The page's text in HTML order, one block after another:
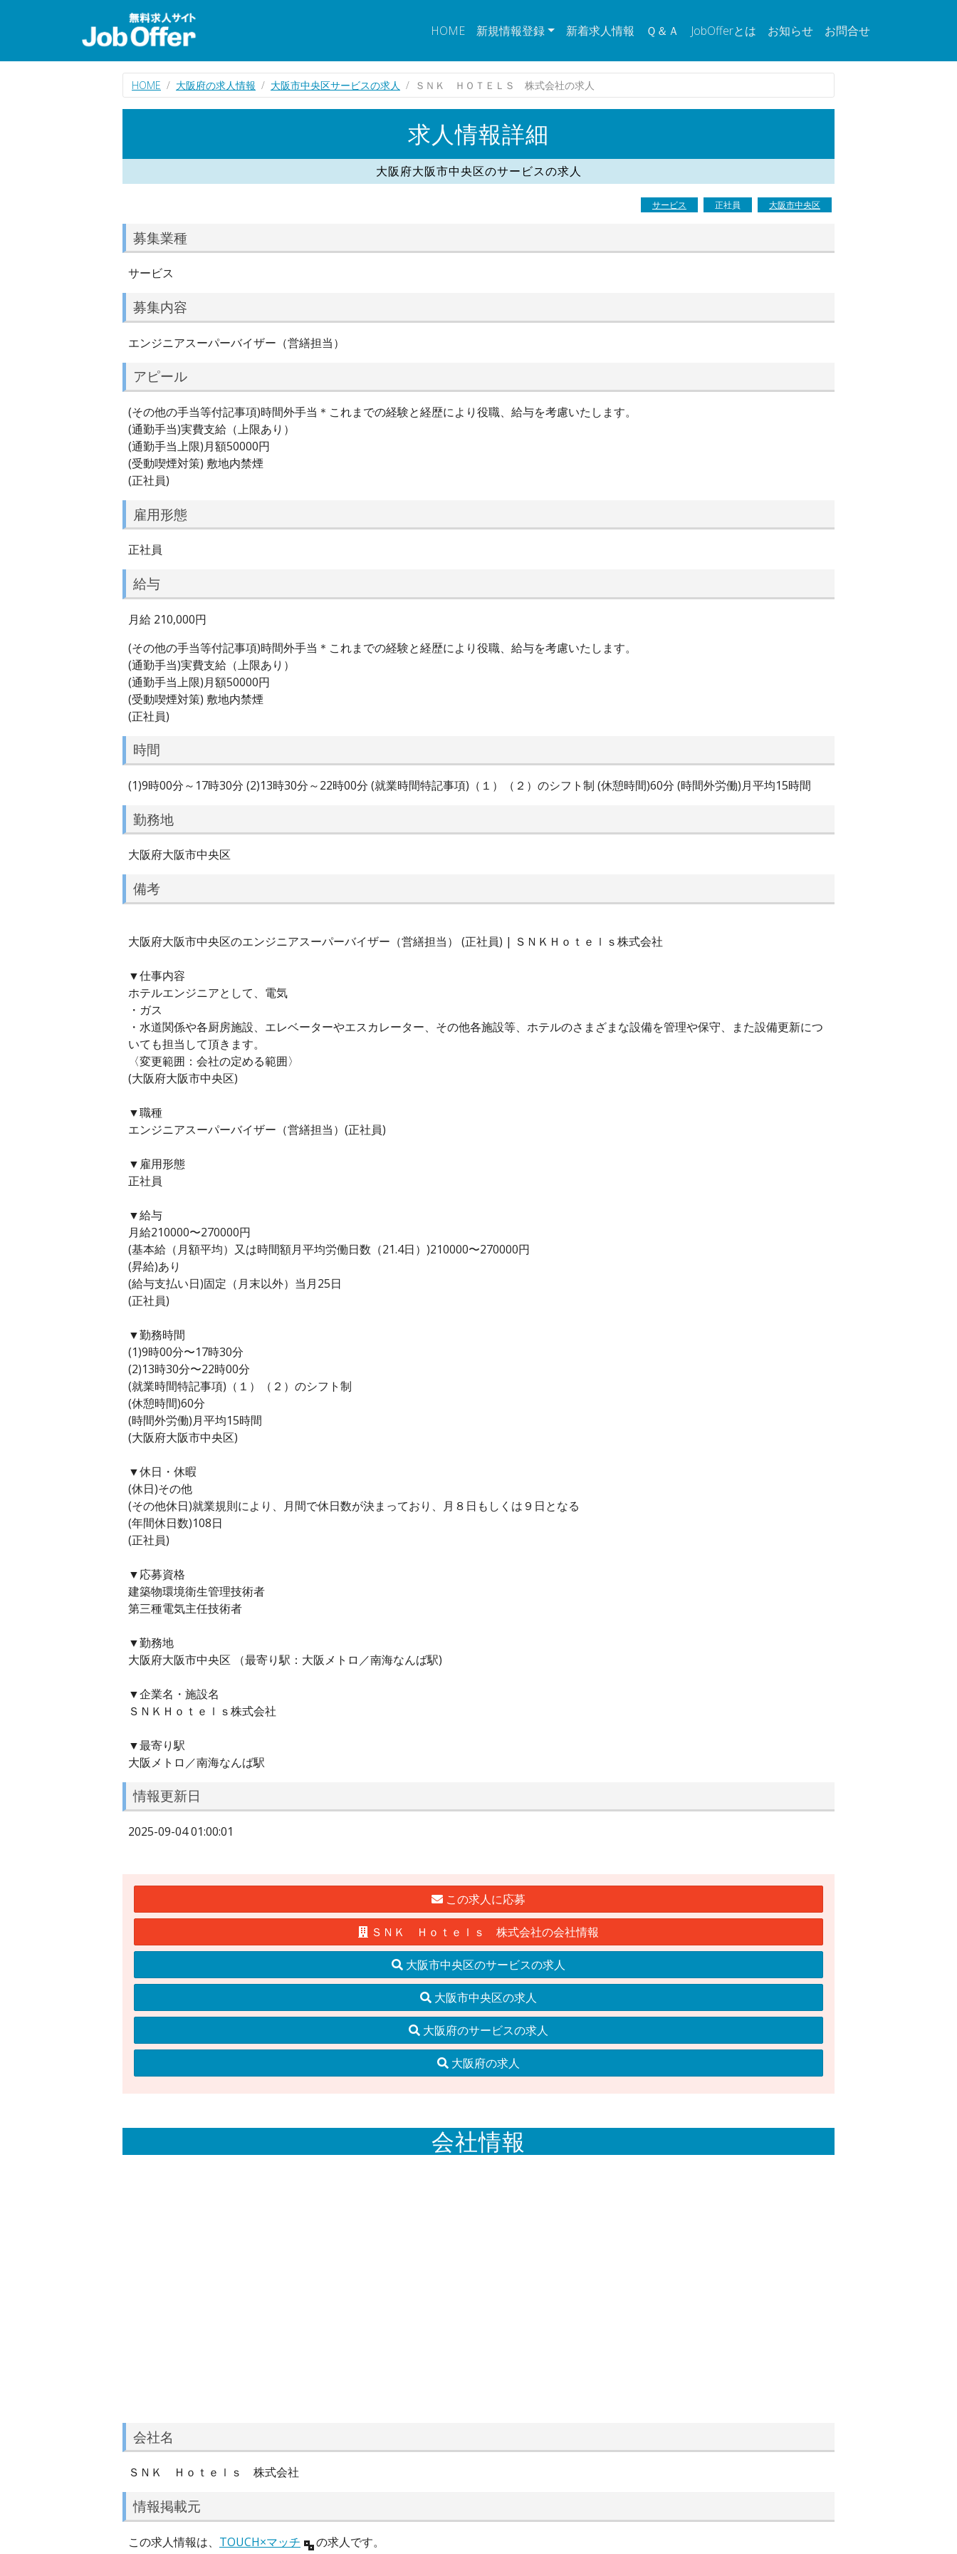
HOME 新規情報登録 新着求人情報 Ｑ＆Ａ JobOfferとは お知らせ お問合せ
HOME 大阪府の求人情報 大阪市中央区サービスの求人 ＳＮＫ ＨＯＴＥＬＳ 株式会社の求人
求人情報詳細
大阪府大阪市中央区のサービスの求人
サービス 正社員 大阪市中央区
募集業種
サービス
募集内容
エンジニアスーパーバイザー（営繕担当）
アピール
(その他の手当等付記事項)時間外手当＊これまでの経験と経歴により役職、給与を考慮いたします。
(通勤手当)実費支給（上限あり）
(通勤手当上限)月額50000円
(受動喫煙対策) 敷地内禁煙
(正社員)
雇用形態
正社員
給与
月給 210,000円
(その他の手当等付記事項)時間外手当＊これまでの経験と経歴により役職、給与を考慮いたします。
(通勤手当)実費支給（上限あり）
(通勤手当上限)月額50000円
(受動喫煙対策) 敷地内禁煙
(正社員)
時間
(1)9時00分～17時30分 (2)13時30分～22時00分 (就業時間特記事項)（１）（２）のシフト制 (休憩時間)60分 (時間外労働)月平均15時間
勤務地
大阪府大阪市中央区
備考
大阪府大阪市中央区のエンジニアスーパーバイザー（営繕担当） (正社員) | ＳＮＫＨｏｔｅｌｓ株式会社
▼仕事内容
ホテルエンジニアとして、電気
・ガス
・水道関係や各厨房施設、エレベーターやエスカレーター、その他各施設等、ホテルのさまざまな設備を管理や保守、また設備更新につ
いても担当して頂きます。
〈変更範囲：会社の定める範囲〉
(大阪府大阪市中央区)
▼職種
エンジニアスーパーバイザー（営繕担当）(正社員)
▼雇用形態
正社員
▼給与
月給210000〜270000円
(基本給（月額平均）又は時間額月平均労働日数（21.4日）)210000〜270000円
(昇給)あり
(給与支払い日)固定（月末以外）当月25日
(正社員)
▼勤務時間
(1)9時00分〜17時30分
(2)13時30分〜22時00分
(就業時間特記事項)（１）（２）のシフト制
(休憩時間)60分
(時間外労働)月平均15時間
(大阪府大阪市中央区)
▼休日・休暇
(休日)その他
(その他休日)就業規則により、月間で休日数が決まっており、月８日もしくは９日となる
(年間休日数)108日
(正社員)
▼応募資格
建築物環境衛生管理技術者
第三種電気主任技術者
▼勤務地
大阪府大阪市中央区 （最寄り駅：大阪メトロ／南海なんば駅)
▼企業名・施設名
ＳＮＫＨｏｔｅｌｓ株式会社
▼最寄り駅
大阪メトロ／南海なんば駅
情報更新日
2025-09-04 01:00:01
この求人に応募
ＳＮＫ Ｈｏｔｅｌｓ 株式会社の会社情報
大阪市中央区のサービスの求人
大阪市中央区の求人
大阪府のサービスの求人
大阪府の求人
会社情報
会社名
ＳＮＫ Ｈｏｔｅｌｓ 株式会社
情報掲載元
この求人情報は、 TOUCH×マッチ の求人です。